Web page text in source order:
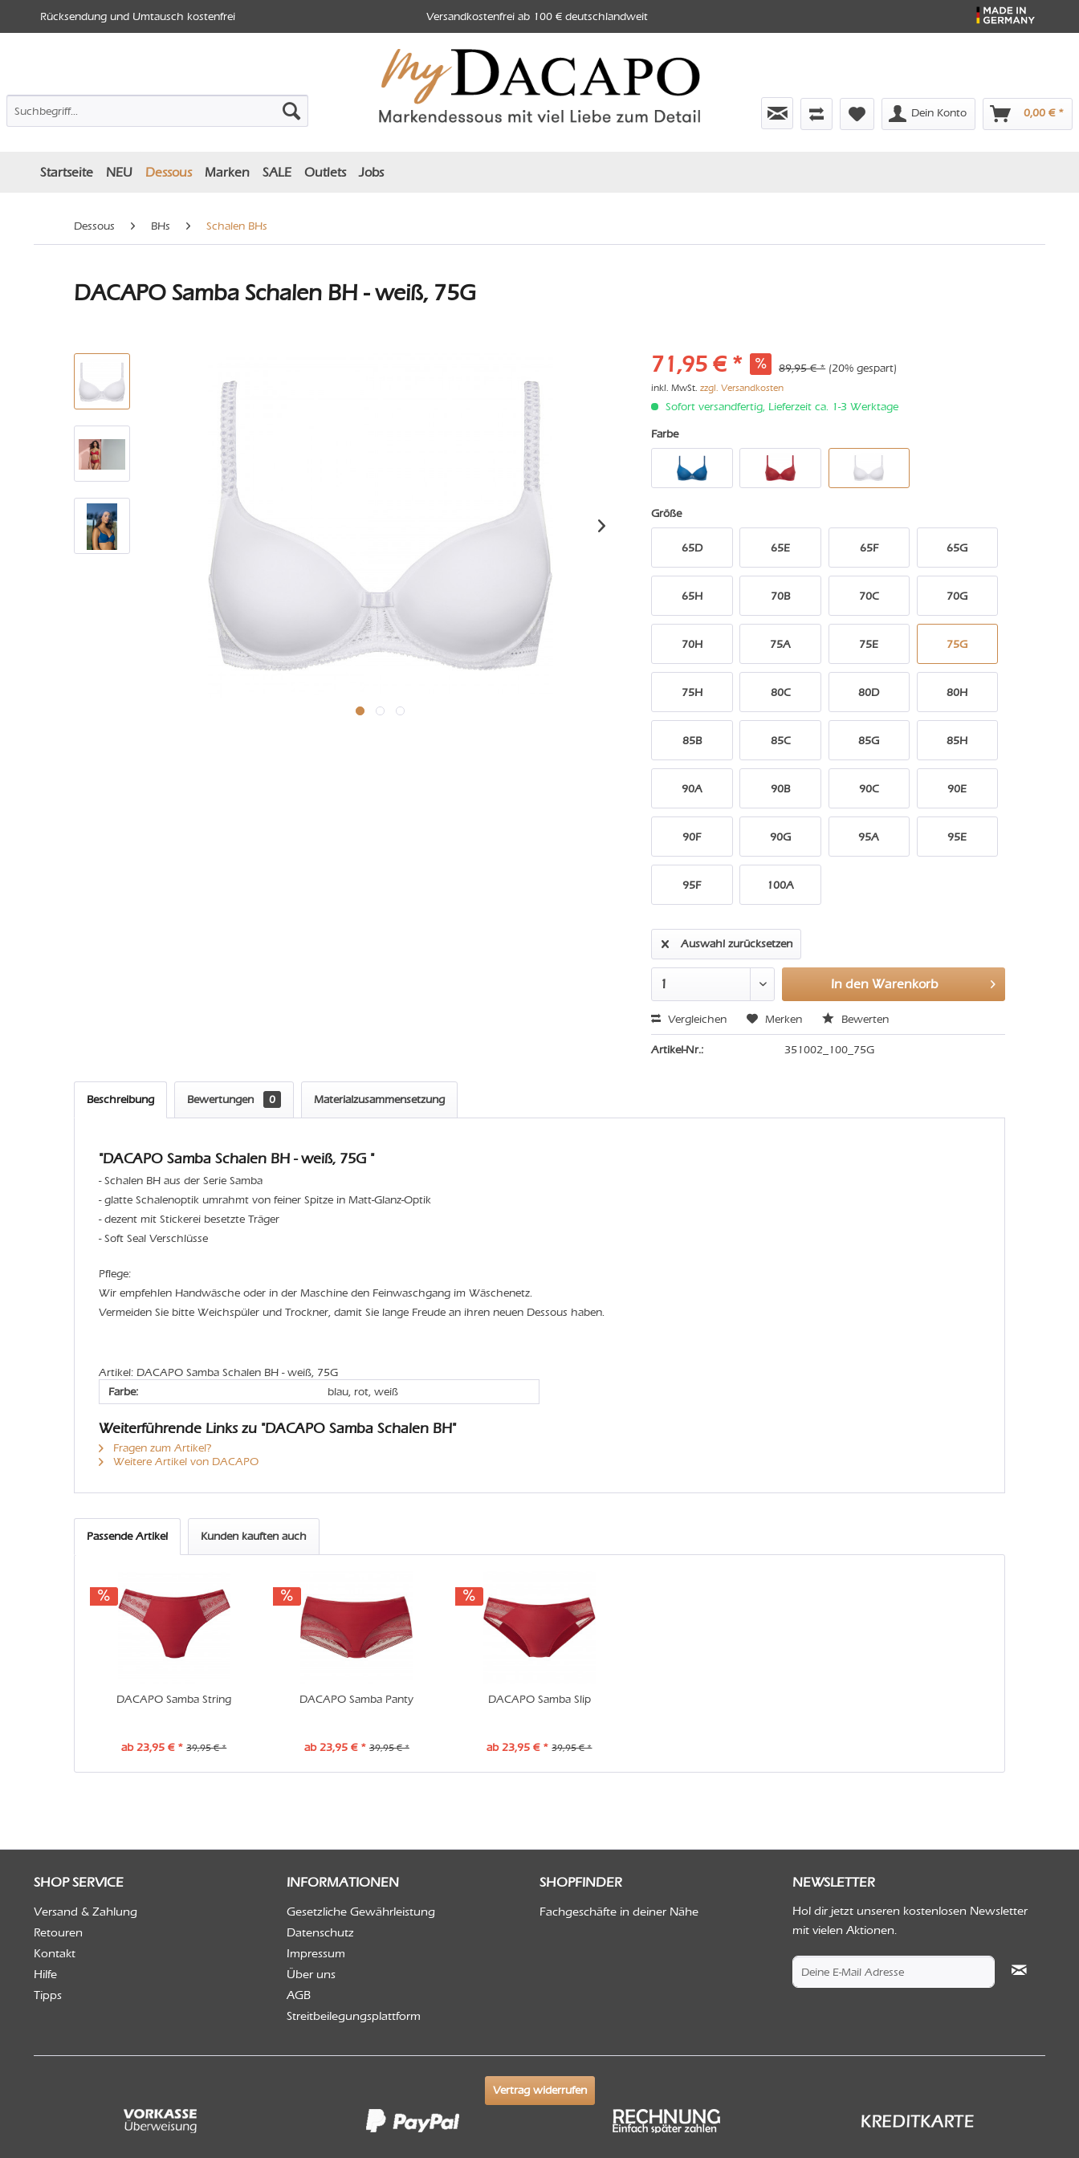
Rücksendung und Umtausch kostenfrei Versandkostenfrei ab 100 € deutschlandweit
Dein Konto 0,00 € *
Startseite NEU Dessous Marken SALE Outlets Jobs
Dessous BHs Schalen BHs
DACAPO Samba Schalen BH - weiß, 75G
71,95 € * 89,95 € * (20% gespart)
inkl. MwSt.zzgl. Versandkosten
Sofort versandfertig, Lieferzeit ca. 1-3 Werktage
Farbe
Größe
65D 65E 65F 65G
65H 70B 70C 70G
70H 75A 75E 75G
75H 80C 80D 80H
85B 85C 85G 85H
90A 90B 90C 90E
90F 90G 95A 95E
95F 100A
Auswahl zurücksetzen
In den Warenkorb
Vergleichen Merken Bewerten
Artikel-Nr.: 351002_100_75G
Beschreibung Bewertungen 0 Materialzusammensetzung
"DACAPO Samba Schalen BH - weiß, 75G "
- Schalen BH aus der Serie Samba
- glatte Schalenoptik umrahmt von feiner Spitze in Matt-Glanz-Optik
- dezent mit Stickerei besetzte Träger
- Soft Seal Verschlüsse
Pflege:
Wir empfehlen Handwäsche oder in der Maschine den Feinwaschgang im Wäschenetz.
Vermeiden Sie bitte Weichspüler und Trockner, damit Sie lange Freude an ihren neuen Dessous haben.
Artikel: DACAPO Samba Schalen BH - weiß, 75G
Farbe:
blau, rot, weiß
Weiterführende Links zu "DACAPO Samba Schalen BH"
Fragen zum Artikel?
Weitere Artikel von DACAPO
Passende Artikel Kunden kauften auch
DACAPO Samba String
ab 23,95 € * 39,95 € *
DACAPO Samba Panty
ab 23,95 € * 39,95 € *
DACAPO Samba Slip
ab 23,95 € * 39,95 € *
SHOP SERVICE
Versand & Zahlung
Retouren
Kontakt
Hilfe
Tipps
INFORMATIONEN
Gesetzliche Gewährleistung
Datenschutz
Impressum
Über uns
AGB
Streitbeilegungsplattform
SHOPFINDER
Fachgeschäfte in deiner Nähe
NEWSLETTER
Hol dir jetzt unseren kostenlosen Newsletter
mit vielen Aktionen.
Vertrag widerrufen